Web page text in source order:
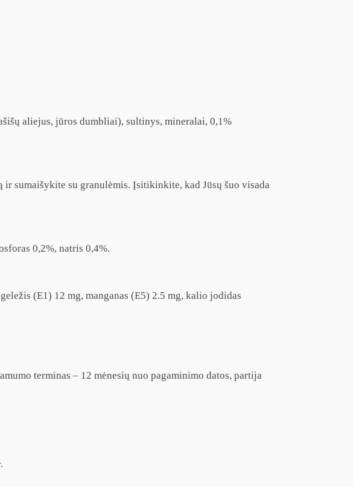
aliejus, jūros dumbliai), sultinys, mineralai, 0,1%
sumaišykite su granulėmis. Įsitikinkite, kad Jūsų šuo visada
0,2%, natris 0,4%.
(E1) 12 mg, manganas (E5) 2.5 mg, kalio jodidas
terminas – 12 mėnesių nuo pagaminimo datos, partija